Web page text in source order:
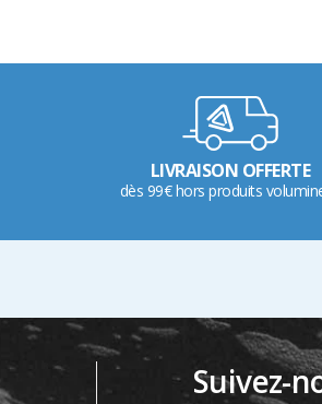
LIVRAISON OFFERTE
dès 99€ hors produits
Suivez-